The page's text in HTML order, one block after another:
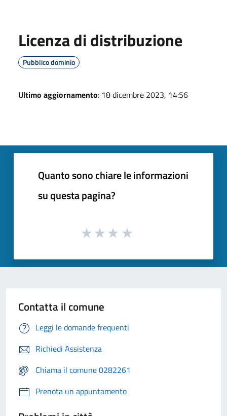
Licenza di distribuzione
Pubblico dominio
Ultimo aggiornamento: 18 dicembre 2023, 14:56
Quanto sono chiare le informazioni
su questa pagina?
Contatta il comune
Leggi le domande frequenti
Richiedi Assistenza
Chiama il comune 0282261
Prenota un appuntamento